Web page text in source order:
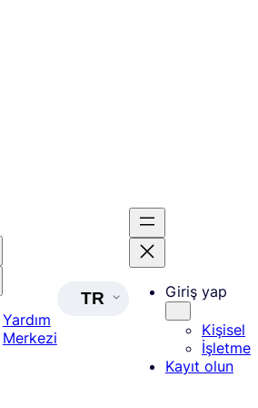
Yardım
Merkezi
TR Giriş yap
Kişisel
İşletme
Kayıt olun